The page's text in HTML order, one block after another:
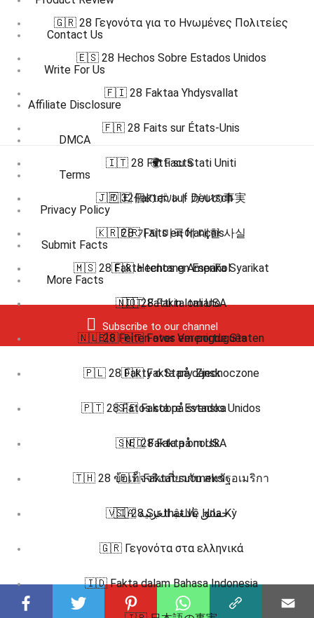
Contact Us
Write For Us
Affiliate Disclosure
DMCA
Terms
Privacy Policy
Submit Facts
More Facts
Subscribe to our channel
🇬🇷 28 Γεγονότα για το Ηνωμένες Πολιτείες
🇪🇸 28 Hechos Sobre Estados Unidos
🇫🇮 28 Faktaa Yhdysvallat
🇫🇷 28 Faits sur États-Unis
🇮🇹 28 Fatti su Stati Uniti
🇯🇵 32個のポルトガルの事実
🇰🇷 28 가지 미국에 대한 사실
🇲🇸 28 Fakta tentang Amerika Syarikat
🇳🇴 28 Fakta om USA
🇳🇱 28 Feiten over Verenigde Staten
🇵🇱 28 Fakty o Stany Zjednoczone
🇵🇹 28 Fatos sobre Estados Unidos
🇸🇪 28 Fakta om USA
🇹🇭 28 ข้อเท็จจริงเกี่ยวกับ สหรัฐอเมริกา
🇻🇮 28 Sự thật về Hoa Kỳ
🌍 Facts
🇩🇪 Fakten auf Deutsch
🇫🇷 Faits en français
🇪🇸 Hechos en Español
🇮🇹 Fatti in Italiano
🇧🇷 🇵🇹 Fatos em português
🇩🇰 Fakta på dansk
🇸🇪 Fakta på svenska
🇳🇴 Fakta på norsk
🇫🇮 Faktat suomeksi
🇸🇦 حقائق باللغة العربية
🇬🇷 Γεγονότα στα ελληνικά
🇮🇩 Fakta dalam Bahasa Indonesia